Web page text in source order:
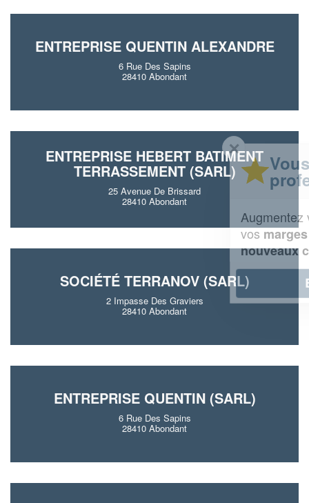
ENTREPRISE QUENTIN ALEXANDRE
6 Rue Des Sapins
28410 Abondant
ENTREPRISE HEBERT BATIMENT
TERRASSEMENT (SARL)
25 Avenue De Brissard
28410 Abondant
SOCIÉTÉ TERRANOV (SARL)
2 Impasse Des Graviers
28410 Abondant
ENTREPRISE QUENTIN (SARL)
6 Rue Des Sapins
28410 Abondant
✕
Vous êtes un
professionnel ?
chiffre d'affaireset
vosmargestout en gagnant de
nouveaux clients!
En savoir plus